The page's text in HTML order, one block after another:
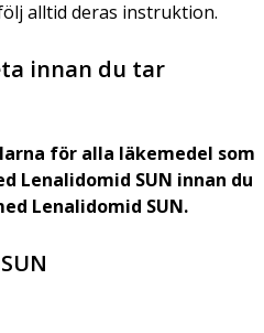
alltid deras instruktion.
innan du tar
för alla läkemedel som
Lenalidomid SUN innan du
Lenalidomid SUN.